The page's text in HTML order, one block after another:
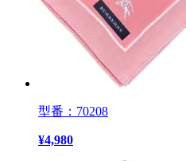
型番：70208
¥4,980